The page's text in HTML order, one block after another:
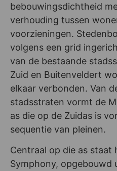
bebouwingsdichtheid
verhouding tussen
voorzieningen.
volgens een grid
van de bestaande
Zuid en Buitenveldert
elkaar verbonden. Van
stadsstraten vormt de
as die op de Zuidas is
sequentie van pleinen.
Centraal op die as
Symphony, opgebouwd